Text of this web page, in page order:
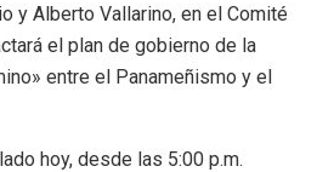
y Alberto Vallarino, en el Comité
el plan de gobierno de la
entre el Panameñismo y el
hoy, desde las 5:00 p.m.